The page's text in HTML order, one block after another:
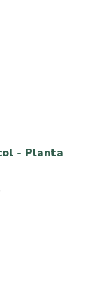
- Planta